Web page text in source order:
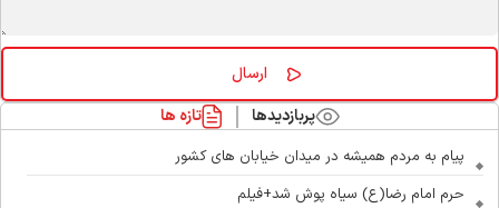
پربازدیدها تازه ها
پیام به مردم همیشه در میدان خیابان های کشور
حرم امام رضا(ع) سیاه پوش شد+فیلم